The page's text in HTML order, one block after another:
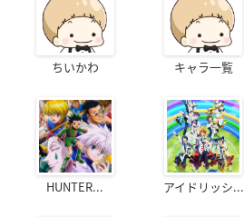
ちいかわ キャラ一覧
HUNTER... アイドリッシ...